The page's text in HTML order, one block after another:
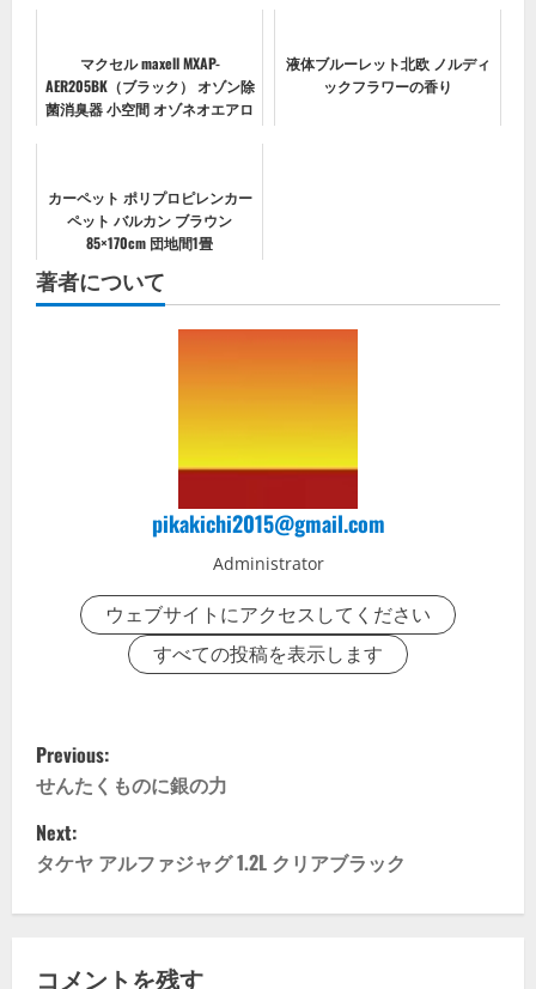
マクセル maxell MXAP-
AER205BK（ブラック） オゾン除
菌消臭器 小空間 オゾネオエアロ
液体ブルーレット北欧 ノルディ
ックフラワーの香り
カーペット ポリプロピレンカー
ペット バルカン ブラウン
85×170cm 団地間1畳
著者について
pikakichi2015@gmail.com
Administrator
ウェブサイトにアクセスしてください
すべての投稿を表示します
P
o
s
Previous:
せんたくものに銀の力
Next:
タケヤ アルファジャグ 1.2L クリアブラック
コメントを残す